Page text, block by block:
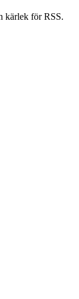
kärlek för RSS.